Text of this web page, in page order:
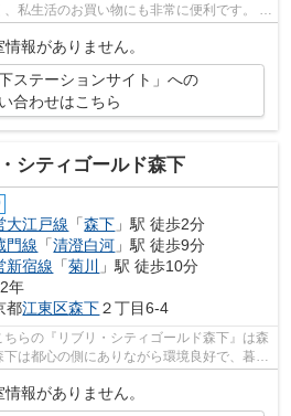
報がありません。
ステーションサイト」への
合わせはこちら
シティゴールド森下
大江戸線 「森下 」駅 徒歩2分
門線 「清澄白河 」駅 徒歩9分
新宿線 「菊川
」駅 徒歩10分
年
都江東区森下２丁目6-4
は都心の側にありながら環境良好で、暮ら
報がありません。